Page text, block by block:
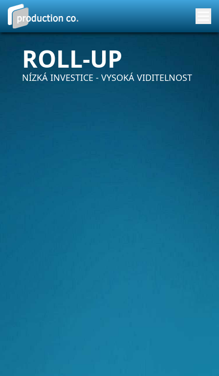
ROLL-UP
NÍZKÁ INVESTICE - VYSOKÁ VIDITELNOST